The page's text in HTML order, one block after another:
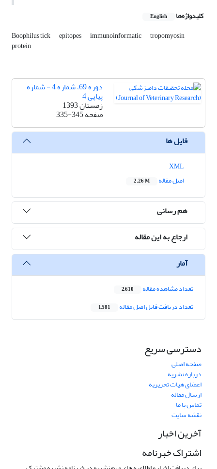
کلیدواژه‌ها English
Boophilus tick epitopes immunoinformatic tropomyosin
protein
دوره 69، شماره 4 - شماره
پیاپی 4
زمستان 1393
صفحه335-345
فایل ها
اصل مقاله
2.26 M
هم رسانی
ارجاع به این مقاله
آمار
تعداد مشاهده مقاله 2,610
تعداد دریافت فایل اصل مقاله 1,581
دسترسی سریع
صفحه اصلی
درباره نشریه
اعضای هیات تحریریه
ارسال مقاله
تماس با ما
نقشه سایت
آخرین اخبار
اشتراک خبرنامه